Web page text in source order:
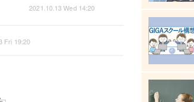
2021.10.13 Wed 14:20
Fri 19:20